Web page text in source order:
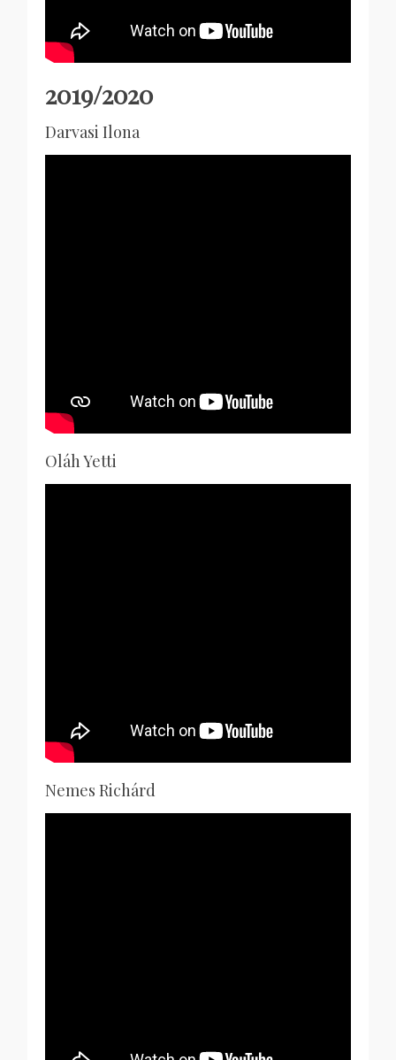
2019/2020
Darvasi Ilona
Oláh Yetti
Nemes Richárd